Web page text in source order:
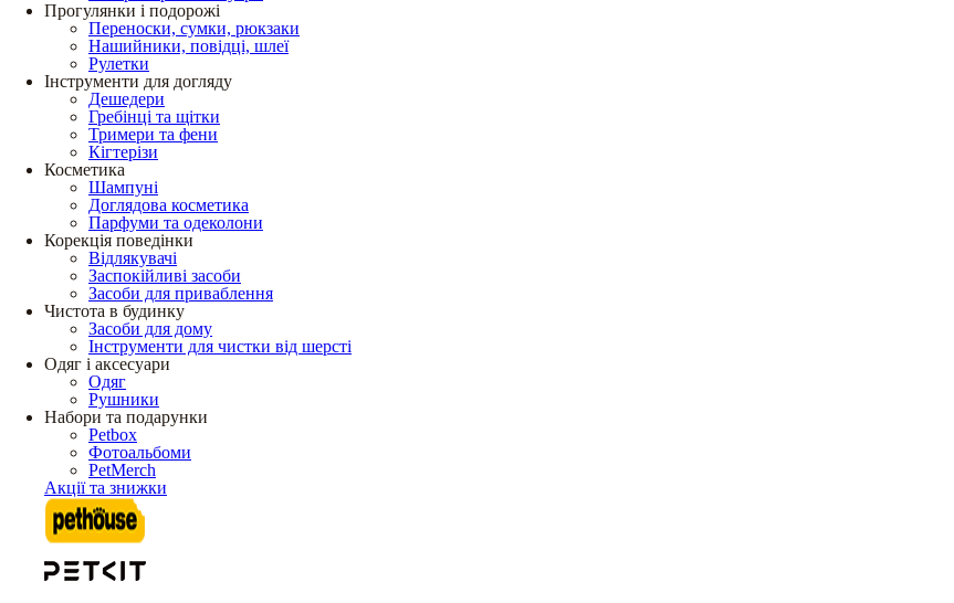
Прогулянки і подорожі
Переноски, сумки, рюкзаки
Нашийники, повідці, шлеї
Рулетки
Інструменти для догляду
Дешедери
Гребінці та щітки
Тримери та фени
Кігтерізи
Косметика
Шампуні
Доглядова косметика
Парфуми та одеколони
Корекція поведінки
Відлякувачі
Заспокійливі засоби
Засоби для приваблення
Чистота в будинку
Засоби для дому
Інструменти для чистки від шерсті
Одяг і аксесуари
Одяг
Рушники
Набори та подарунки
Petbox
Фотоальбоми
PetMerch
Акції та знижки